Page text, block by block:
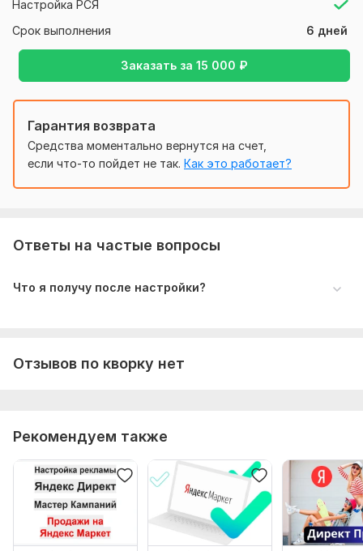
Настройка РСЯ
Срок выполнения
6 дней
Заказать за 15 000 ₽
Нужно для заказа:
1. Аккаунт Яндекс Директа. (Логин и пароль) с
2. Ссылка на сайт на который ведем рекламу (счетчик
4. Регион показа
5. Временной таргетинг (время показа рекламы)
Файлы
Тип: Создание и настройка
Гарантия возврата
Средства моментально вернутся на счет,
если что-то пойдет не так. Как это работает?
Ответы на частые вопросы
Что я получу после настройки?
Отзывов по кворку нет
Рекомендуем также